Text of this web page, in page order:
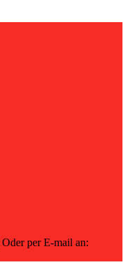
Oder per E-mail an: